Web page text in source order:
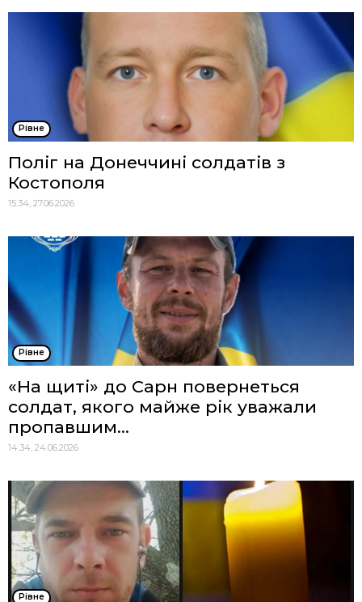
Рівне
Поліг на Донеччині солдатів з
Костополя
15:34, 27.06.2026
Рівне
«На щиті» до Сарн повернеться
солдат, якого майже рік уважали
пропавшим...
14:34, 24.06.2026
Рівне